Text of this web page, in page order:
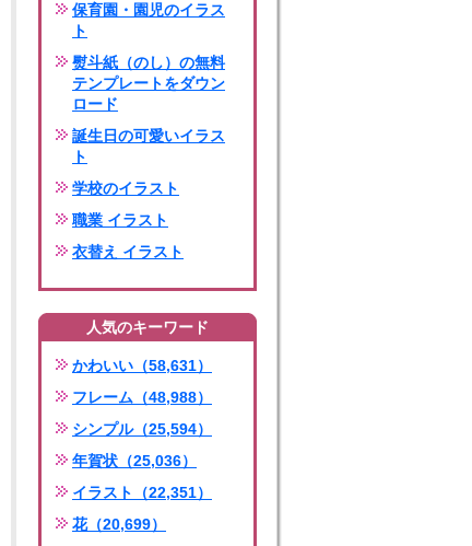
保育園・園児のイラス
ト
熨斗紙（のし）の無料
テンプレートをダウン
ロード
誕生日の可愛いイラス
ト
学校のイラスト
職業 イラスト
衣替え イラスト
人気のキーワード
かわいい（58,631）
フレーム（48,988）
シンプル（25,594）
年賀状（25,036）
イラスト（22,351）
花（20,699）